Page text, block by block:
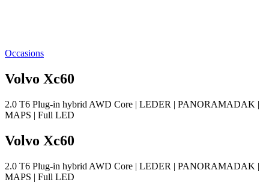
Occasions
Volvo Xc60
2.0 T6 Plug-in hybrid AWD Core | LEDER | PANORAMADAK |
MAPS | Full LED
Volvo Xc60
2.0 T6 Plug-in hybrid AWD Core | LEDER | PANORAMADAK |
MAPS | Full LED